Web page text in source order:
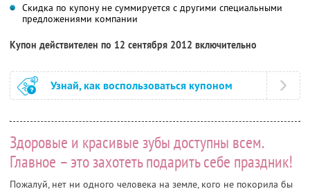
Скидка по купону не суммируется с другими специальными
предложениями компании
Купон действителен по 12 сентября 2012 включительно
Узнай, как воспользоваться купоном
Здоровые и красивые зубы доступны всем.
Главное – это захотеть подарить себе праздник!
Пожалуй, нет ни одного человека на земле, кого не покорила бы